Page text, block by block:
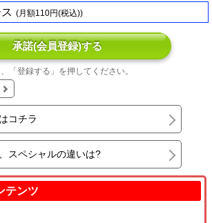
(月額110円(税込))
承諾(会員登録)する
「登録する」を押してください。
コチラ
スペシャルの違いは?
テンツ